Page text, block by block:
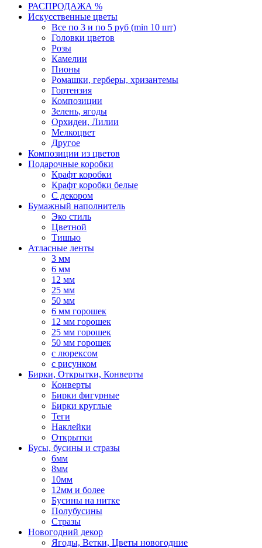
РАСПРОДАЖА %
Искусственные цветы
Все по 3 и по 5 руб (min 10 шт)
Головки цветов
Розы
Камелии
Пионы
Ромашки, герберы, хризантемы
Гортензия
Композиции
Зелень, ягоды
Орхидеи, Лилии
Мелкоцвет
Другое
Композиции из цветов
Подарочные коробки
Крафт коробки
Крафт коробки белые
С декором
Бумажный наполнитель
Эко стиль
Цветной
Тишью
Атласные ленты
3 мм
6 мм
12 мм
25 мм
50 мм
6 мм горошек
12 мм горошек
25 мм горошек
50 мм горошек
с люрексом
с рисунком
Бирки, Oткрытки, Конверты
Конверты
Бирки фигурные
Бирки круглые
Теги
Наклейки
Открытки
Бусы, бусины и стразы
6мм
8мм
10мм
12мм и более
Бусины на нитке
Полубусины
Стразы
Новогодний декор
Ягоды, Ветки, Цветы новогодние